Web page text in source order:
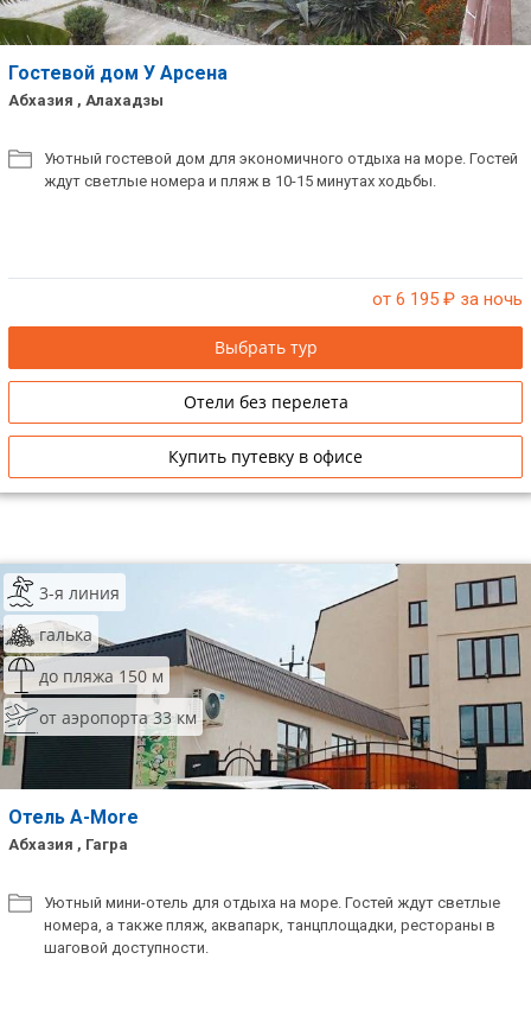
Гостевой дом У Арсена
Абхазия , Алахадзы
Уютный гостевой дом для экономичного отдыха на море. Гостей
ждут светлые номера и пляж в 10-15 минутах ходьбы.
от 6 195 ₽ за ночь
Выбрать тур
Отели без перелета
Купить путевку в офисе
3-я линия
галька
до пляжа 150 м
от аэропорта 33 км
Отель A-More
Абхазия , Гагра
Уютный мини-отель для отдыха на море. Гостей ждут светлые
номера, а также пляж, аквапарк, танцплощадки, рестораны в
шаговой доступности.